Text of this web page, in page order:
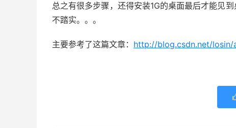
总之有很多步骤，还得安装1G的桌面最后才能见
不踏实。。。
主要参考了这篇文章： http://blog.csdn.net/